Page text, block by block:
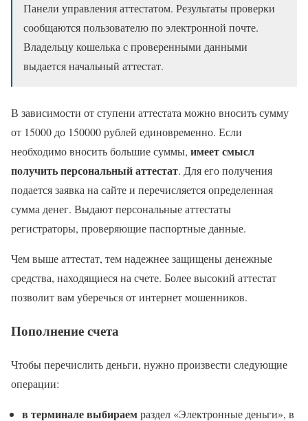
Панели управления аттестатом. Результаты проверки
сообщаются пользователю по электронной почте.
Владельцу кошелька с проверенными данными
выдается начальный аттестат.
В зависимости от ступени аттестата можно вносить сумму
от 15000 до 150000 рублей единовременно. Если
необходимо вносить большие суммы, имеет смысл
получить персональный аттестат. Для его получения
подается заявка на сайте и перечисляется определенная
сумма денег. Выдают персональные аттестаты
регистраторы, проверяющие паспортные данные.
Чем выше аттестат, тем надежнее защищены денежные
средства, находящиеся на счете. Более высокий аттестат
позволит вам уберечься от интернет мошенников.
Пополнение счета
Чтобы перечислить деньги, нужно произвести следующие
операции:
в терминале выбираемраздел «Электронные деньги», в